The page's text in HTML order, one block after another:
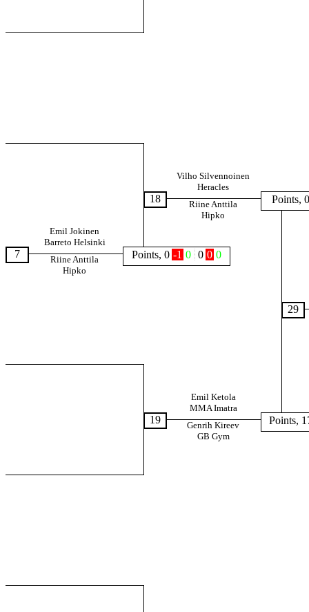
Points, 0 -1 0 0 0 0
7
Emil Jokinen
Barreto Helsinki
Riine Anttila
Hipko
Points, 0
18
Vilho Silvennoinen
Heracles
Riine Anttila
Hipko
Points,
19
Emil Ketola
MMA Imatra
Genrih Kireev
GB Gym
29